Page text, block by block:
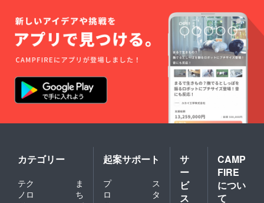
に使用
してい
ます。
味わ
い：ラ
イチや
シャイ
ンマス
カット
ジュー
白ワイ
ンのよ
うな透
き通る
味に、
ウイス
ジュー
シーな
香り、
白ワイ
ンのよ
うな透
き通る
味に、
ウイス
思わせ
る大人
な香
〈金箔
Honey
mee〉
金沢産
の金箔
を贅沢
カテゴリー
テク
ノロ
ま
ち
起案サポート
プ
ロ
ス
タ
サ
ー
ビ
ス
CAMP
FIRE
につい
て